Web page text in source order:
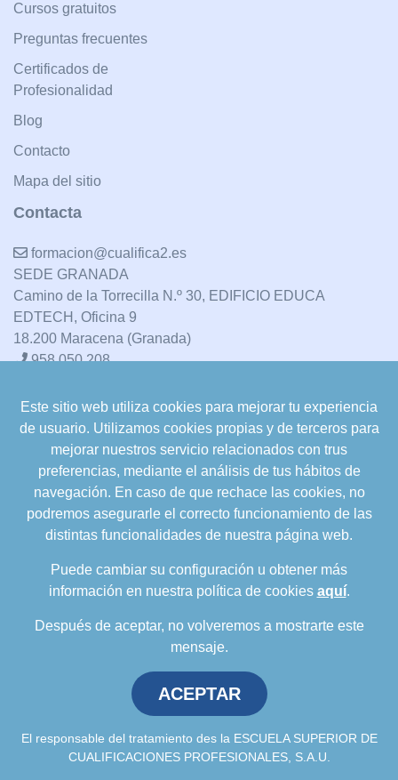
Cursos gratuitos
Preguntas frecuentes
Certificados de
Profesionalidad
Blog
Contacto
Mapa del sitio
Contacta
formacion@cualifica2.es
SEDE GRANADA
Camino de la Torrecilla N.º 30, EDIFICIO EDUCA
EDTECH, Oficina 9
18.200 Maracena (Granada)
958 050 208
formacion@cualifica2.es
SEDE POZO ALCÓN
Pol. Ind. "La Asomadilla",
Nave 5-6 y anexos
23485 Pozo Alcón (Jaén)
958 050 208
958 991 970
Política de privacidad.Política de cookies
Política de Calidad.Comunicación a
proveedores
Escuela Superior de Cualificaciones Profesionales © 2026
Este sitio web utiliza cookies para mejorar tu experiencia
de usuario. Utilizamos cookies propias y de terceros para
mejorar nuestros servicio relacionados con trus
preferencias, mediante el análisis de tus hábitos de
navegación. En caso de que rechace las cookies, no
podremos asegurarle el correcto funcionamiento de las
distintas funcionalidades de nuestra página web.
Puede cambiar su configuración u obtener más
información en nuestra política de cookies aquí.
Después de aceptar, no volveremos a mostrarte este
mensaje.
ACEPTAR
El responsable del tratamiento des la ESCUELA SUPERIOR DE
CUALIFICACIONES PROFESIONALES, S.A.U.